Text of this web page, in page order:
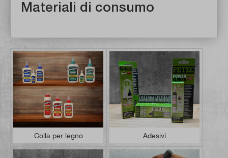
Materiali di consumo
Colla per legno Adesivi